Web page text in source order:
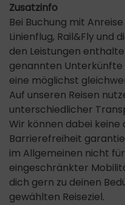
Zusatzinfo
Bei Buchung mit
Linienflug, Rail&Fly und
den Leistungen
genannten
eine möglichst
Auf unseren Reisen
unterschiedlicher
Wir können dabei keine
Barrierefreiheit
im Allgemeinen nicht
eingeschränkter
dich gern zu deinen
gewählten Reiseziel.